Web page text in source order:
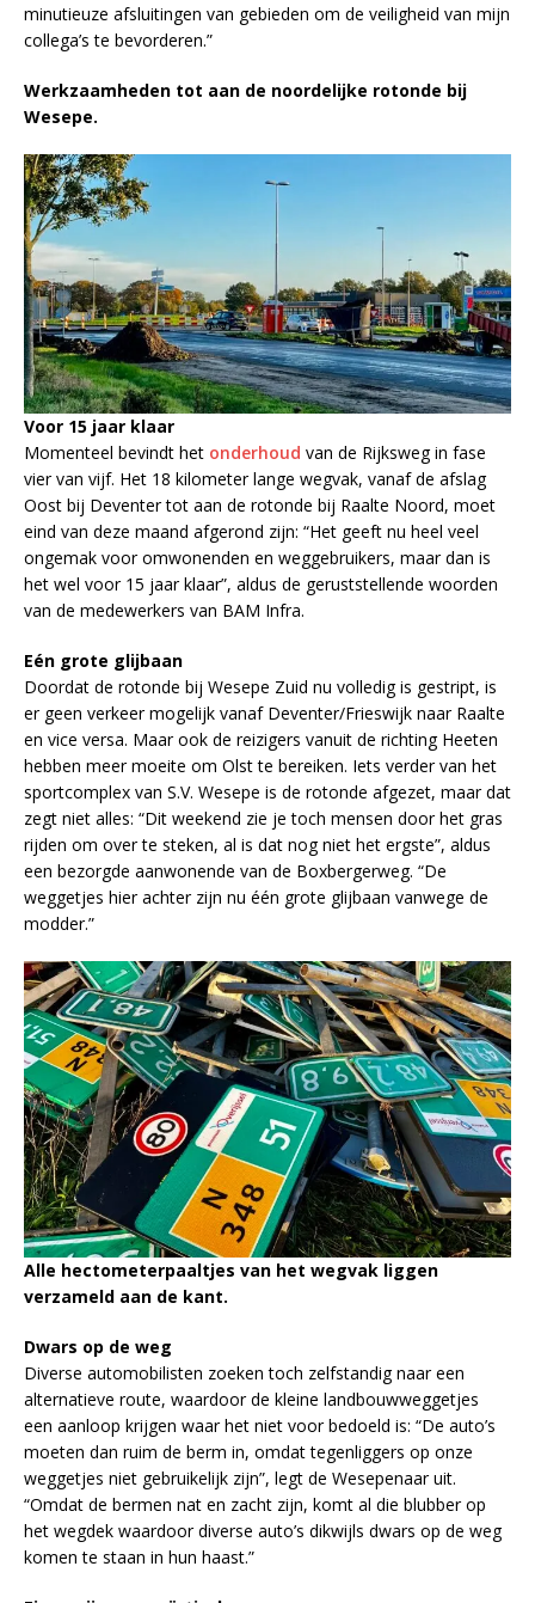
minutieuze afsluitingen van gebieden om de veiligheid van mijn
collega’s te bevorderen.”
Werkzaamheden tot aan de noordelijke rotonde bij
Wesepe.
Voor 15 jaar klaar
Momenteel bevindt het onderhoud van de Rijksweg in fase
vier van vijf. Het 18 kilometer lange wegvak, vanaf de afslag
Oost bij Deventer tot aan de rotonde bij Raalte Noord, moet
eind van deze maand afgerond zijn: “Het geeft nu heel veel
ongemak voor omwonenden en weggebruikers, maar dan is
het wel voor 15 jaar klaar”, aldus de geruststellende woorden
van de medewerkers van BAM Infra.
Eén grote glijbaan
Doordat de rotonde bij Wesepe Zuid nu volledig is gestript, is
er geen verkeer mogelijk vanaf Deventer/Frieswijk naar Raalte
en vice versa. Maar ook de reizigers vanuit de richting Heeten
hebben meer moeite om Olst te bereiken. Iets verder van het
sportcomplex van S.V. Wesepe is de rotonde afgezet, maar dat
zegt niet alles: “Dit weekend zie je toch mensen door het gras
rijden om over te steken, al is dat nog niet het ergste”, aldus
een bezorgde aanwonende van de Boxbergerweg. “De
weggetjes hier achter zijn nu één grote glijbaan vanwege de
modder.”
Alle hectometerpaaltjes van het wegvak liggen
verzameld aan de kant.
Dwars op de weg
Diverse automobilisten zoeken toch zelfstandig naar een
alternatieve route, waardoor de kleine landbouwweggetjes
een aanloop krijgen waar het niet voor bedoeld is: “De auto’s
moeten dan ruim de berm in, omdat tegenliggers op onze
weggetjes niet gebruikelijk zijn”, legt de Wesepenaar uit.
“Omdat de bermen nat en zacht zijn, komt al die blubber op
het wegdek waardoor diverse auto’s dikwijls dwars op de weg
komen te staan in hun haast.”